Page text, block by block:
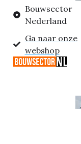
Bouwsector
Nederland
Ga naar onze
webshop